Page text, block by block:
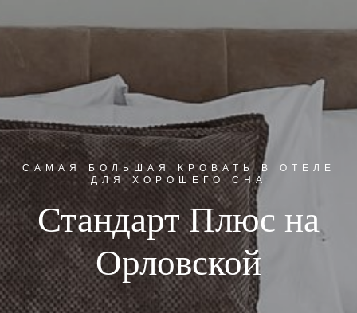
САМАЯ БОЛЬШАЯ КРОВАТЬ В ОТЕЛЕ
ДЛЯ ХОРОШЕГО СНА
Стандарт Плюс на
Орловской